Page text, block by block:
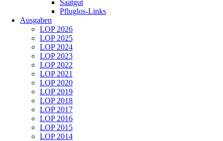
Saatgut
Pfluglos-Links
Ausgaben
LOP 2026
LOP 2025
LOP 2024
LOP 2023
LOP 2022
LOP 2021
LOP 2020
LOP 2019
LOP 2018
LOP 2017
LOP 2016
LOP 2015
LOP 2014